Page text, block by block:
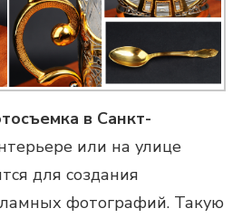
в Санкт-
или на улице
для создания
фотографий. Такую